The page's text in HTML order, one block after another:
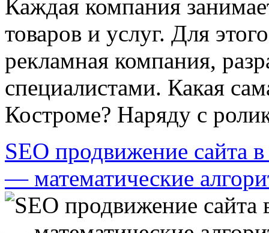
Каждая компания
товаров и услуг. Для
рекламная компания,
специалистами. Какая
Костроме? Наряду с
SEO продвижение сайта
— математические